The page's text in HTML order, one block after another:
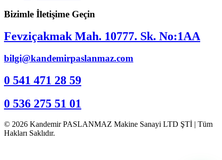
Bizimle İletişime Geçin
Fevziçakmak Mah. 10777. Sk. No:1AA
bilgi@kandemirpaslanmaz.com
0 541 471 28 59
0 536 275 51 01
© 2026 Kandemir PASLANMAZ Makine Sanayi LTD ŞTİ | Tüm
Hakları Saklıdır.